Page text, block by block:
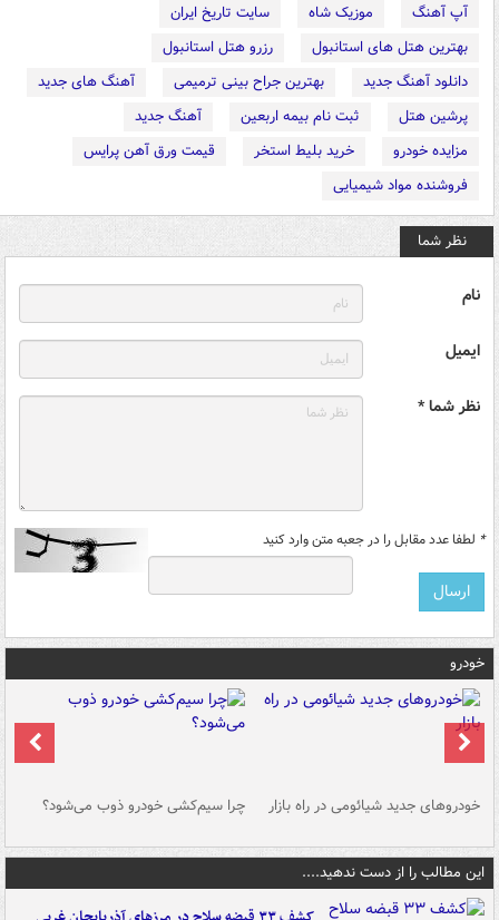
آپ آهنگ موزیک شاه
سایت تاریخ ایران
بهترین هتل های استانبول
رزرو هتل استانبول
دانلود آهنگ جدید
بهترین جراح بینی ترمیمی
آهنگ های جدید
پرشین هتل
ثبت نام بیمه اربعین
آهنگ جدید
مزایده خودرو
خرید بلیط استخر
قیمت ورق آهن پرایس
فروشنده مواد شیمیایی
نظر شما
نام
ایمیل
نظر شما *
* لطفا عدد مقابل را در جعبه متن وارد کنید
خودرو
خودروهای جدید شیائومی در راه بازار چرا سیم‌کشی خودرو ذوب می‌شود؟
این مطالب را از دست ندهید....